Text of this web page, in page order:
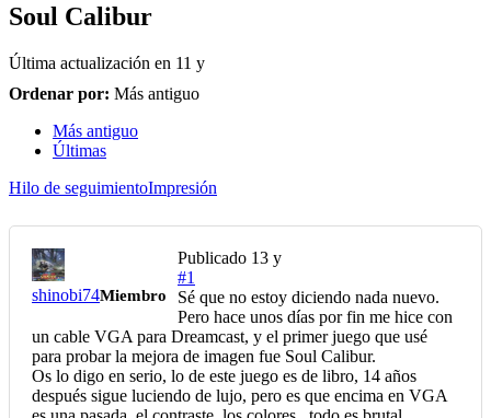
Soul Calibur
Última actualización en 11 y
Ordenar por: Más antiguo
Más antiguo
Últimas
Hilo de seguimientoImpresión
shinobi74Miembro
Publicado 13 y
#1
Sé que no estoy diciendo nada nuevo.
Pero hace unos días por fin me hice con
un cable VGA para Dreamcast, y el primer juego que usé
para probar la mejora de imagen fue Soul Calibur.
Os lo digo en serio, lo de este juego es de libro, 14 años
después sigue luciendo de lujo, pero es que encima en VGA